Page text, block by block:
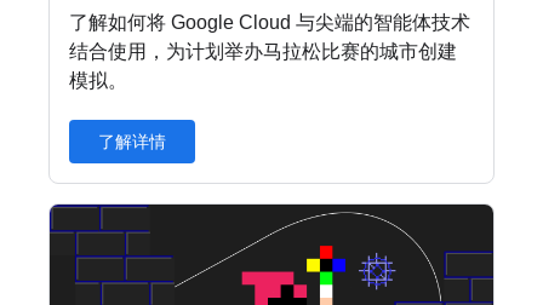
了解如何将 Google Cloud 与尖端的智能体技术
结合使用，为计划举办马拉松比赛的城市创建
模拟。
了解详情